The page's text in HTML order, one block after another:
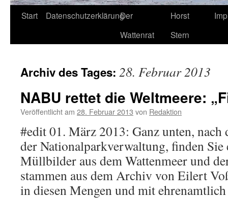
Start DatenschutzerklärungDer
Wattenrat
Horst
Stern
Archiv des Tages: 28. Februar 2013
NABU rettet die Weltmeere:
Veröffentlicht am 28. Februar 2013 von Redaktion
#edit 01. März 2013: Ganz unten, nach
der Nationalparkverwaltung, finden
Müllbilder aus dem Wattenmeer und
stammen aus dem Archiv von Eilert
in diesen Mengen und mit